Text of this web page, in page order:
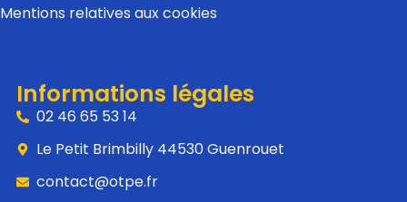
Mentions relatives aux cookies
Informations légales
02 46 65 53 14
Le Petit Brimbilly 44530 Guenrouet
contact@otpe.fr